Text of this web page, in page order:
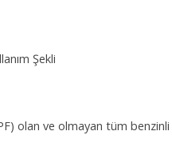
Şekli
olan ve olmayan tüm